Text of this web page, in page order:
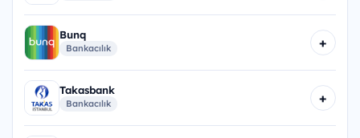
Bunq
Bankacılık +
Takasbank
Bankacılık +